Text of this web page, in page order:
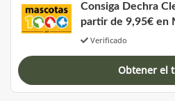
Consiga Dechra
partir de 9,95€ en
Verificado
Obtener el